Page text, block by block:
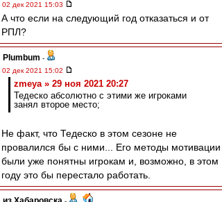
02 дек 2021 15:03
А что если на следующий год отказаться и от
РПЛ?
Plumbum -
02 дек 2021 15:02
zmeya » 29 ноя 2021 20:27
Тедеско абсолютно с этими же игроками
занял второе место;
Не факт, что Тедеско в этом сезоне не
провалился бы с ними... Его методы мотивации
были уже понятны игрокам и, возможно, в этом
году это бы перестало работать.